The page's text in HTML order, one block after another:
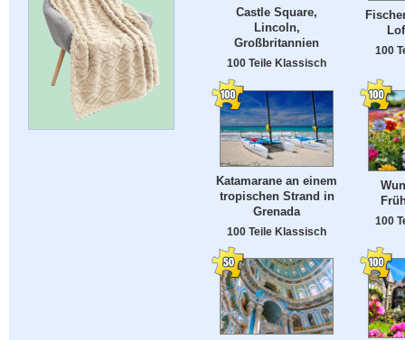
Castle Square,
Lincoln,
Großbritannien
100 Teile Klassisch
100
Katamarane an einem
tropischen Strand in
Grenada
100 Teile Klassisch
100